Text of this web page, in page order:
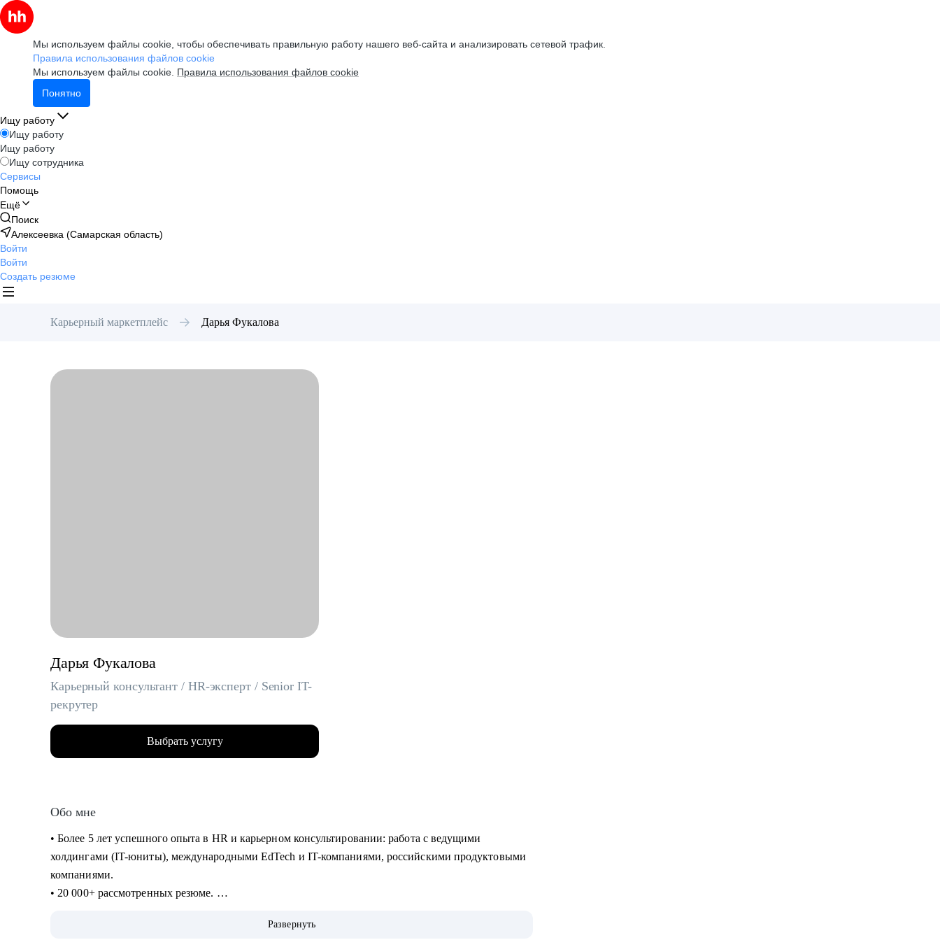
Мы используем файлы cookie, чтобы обеспечивать правильную работу нашего веб-сайта и анализировать сетевой трафик.
Правила использования файлов cookie
Мы используем файлы cookie. Правила использования файлов cookie
Понятно
Ищу работу
Ищу работу
Ищу работу
Ищу сотрудника
Сервисы
Помощь
Ещё
Поиск
Алексеевка (Самарская область)
Войти
Войти
Создать резюме
Карьерный маркетплейс Дарья Фукалова
Дарья Фукалова
Карьерный консультант / HR-эксперт / Senior IT-
рекрутер
Выбрать услугу
Обо мне
• Более 5 лет успешного опыта в HR и карьерном консультировании: работа с ведущими
холдингами (IT-юниты), международными EdTech и IT-компаниями, российскими продуктовыми
компаниями.
• 20 000+ рассмотренных резюме.
• 500+ соискателей получили офферы благодаря сотрудничеству со мной.
Развернуть